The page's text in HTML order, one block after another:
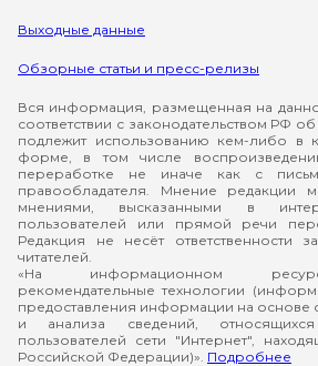
Выходные данные
Обзорные статьи и пресс-релизы
Вся информация, размещенная на
соответствии с законодательством РФ
подлежит использованию кем-либо
форме, в том числе
переработке не иначе как с
правообладателя. Мнение редакции
мнениями, высказанными в
пользователей или прямой речи
Редакция не несёт ответственности
читателей.
«На информационном
рекомендательные технологии
предоставления информации на основе
и анализа сведений,
пользователей сети "Интернет",
Российской Федерации)». Подробнее